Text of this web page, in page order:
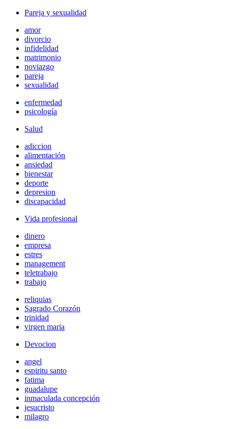
Pareja y sexualidad
amor
divorcio
infidelidad
matrimonio
noviazgo
pareja
sexualidad
enfermedad
psicología
Salud
adiccion
alimentación
ansiedad
bienestar
deporte
depresion
discapacidad
Vida profesional
dinero
empresa
estres
management
teletrabajo
trabajo
reliquias
Sagrado Corazón
trinidad
virgen maria
Devocion
angel
espiritu santo
fatima
guadalupe
inmaculada concepción
jesucristo
milagro